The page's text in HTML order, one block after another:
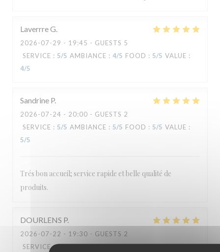
LaverrreG
2026-07-29 - 19:45 - GUESTS 5
SERVICE : 5/5 AMBIANCE : 4/5 FOOD : 5/5 VALUE :
4/5
Sandrine P
2026-07-24 - 20:00 - GUESTS 2
SERVICE : 5/5 AMBIANCE : 5/5 FOOD : 5/5 VALUE :
5/5
Trés bon accueil; service rapide et belle qualité de
produits.
DOURLENS P
2026-07-22 - 19:30 - GUESTS 2
SERVICE: 5/5 AMBIANCE: 5/5 FOOD: 5/5 VALUE: